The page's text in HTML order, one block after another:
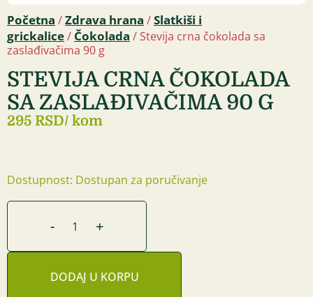
Početna /Zdrava hrana /Slatkiši i
grickalice/ Čokolada / Stevija crna čokolada sa
zaslađivačima 90 g
STEVIJA CRNA ČOKOLADA
SA ZASLAĐIVAČIMA 90 G
295 RSD/ kom
Dostupnost: Dostupan za poručivanje
- +
DODAJ U KORPU